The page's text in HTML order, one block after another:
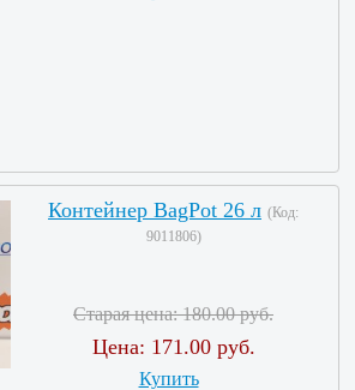
Контейнер BagPot 26 л (Код:
9011806)
Старая цена:180.00 руб.
Цена: 171.00 руб.
Купить